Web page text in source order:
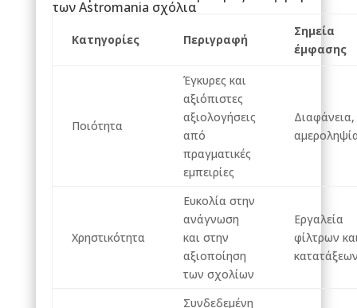
των Astromania σχόλια
Κατηγορίες Περιγραφή
Σημεία
έμφασης
Ποιότητα
Έγκυρες και
αξιόπιστες
αξιολογήσεις
από
πραγματικές
εμπειρίες
Διαφάνεια,
Χρηστικότητα
Ευκολία στην
ανάγνωση
και στην
αξιοποίηση
των σχολίων
Εργαλεία
φίλτρων
Συνδεδεμένη